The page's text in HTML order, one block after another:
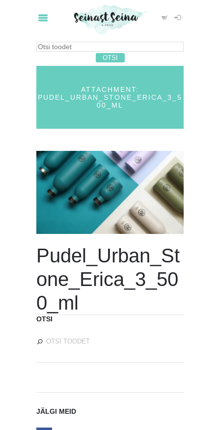
ATTACHMENT:
PUDEL_URBAN_STONE_ERICA_3_5
00_ML
Pudel_Urban_St
one_Erica_3_50
0_ml
OTSI
JÄLGI MEID